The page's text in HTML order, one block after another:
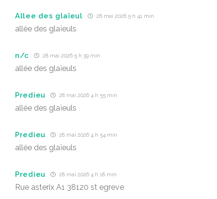
Allee des glaïeul 28 mai 2026 5 h 41 min
allée des glaïeuls
n/c 28 mai 2026 5 h 39 min
allée des glaïeuls
Predieu 28 mai 2026 4 h 55 min
allée des glaïeuls
Predieu 28 mai 2026 4 h 54 min
allée des glaïeuls
Predieu 28 mai 2026 4 h 18 min
Rue asterix A1 38120 st egreve